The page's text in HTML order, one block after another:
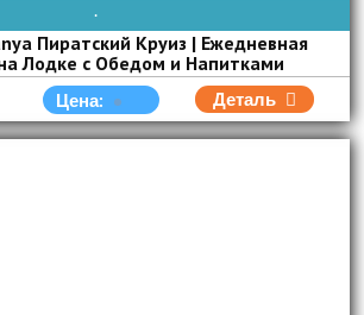
AVAIBLE EVERY DAY
Пиратский Круиз | Ежедневная
Лодке с Обедом и Напитками
Цена: Деталь